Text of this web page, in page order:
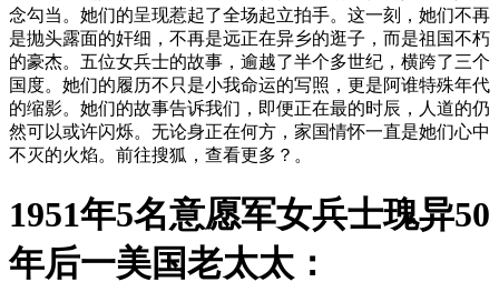
念勾当。她们的呈现惹起了全场起立拍手。这一刻，她们不再
是抛头露面的奸细，不再是远正在异乡的逛子，而是祖国不朽
的豪杰。五位女兵士的故事，逾越了半个多世纪，横跨了三个
国度。她们的履历不只是小我命运的写照，更是阿谁特殊年代
的缩影。她们的故事告诉我们，即便正在最的时辰，人道的仍
然可以或许闪烁。无论身正在何方，家国情怀一直是她们心中
不灭的火焰。前往搜狐，查看更多？。
1951年5名意愿军女兵士瑰异50
年后一美国老太太：